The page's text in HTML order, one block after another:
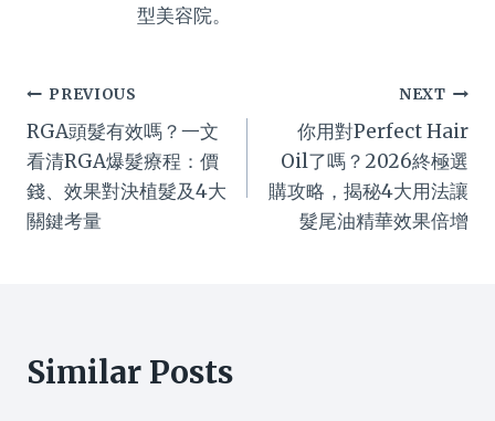
型美容院。
Post
navigation
PREVIOUS
RGA頭髮有效嗎？一文
看清RGA爆髮療程：價
錢、效果對決植髮及4大
關鍵考量
NEXT
你用對Perfect Hair
Oil了嗎？2026終極選
購攻略，揭秘4大用法讓
髮尾油精華效果倍增
Similar Posts